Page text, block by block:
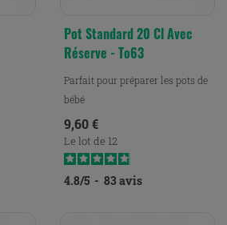
Pot Standard 20 Cl Avec
Réserve - To63
Parfait pour préparer les pots de
bébé
Prix
9,60 €
Le lot de 12
4.8/5 - 83 avis